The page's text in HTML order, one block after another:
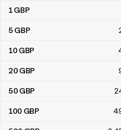
Didžiosios Britanijos svarai į JAE
1GBP
5 GBP
10 GBP
20 GBP
50 GBP
100 GBP